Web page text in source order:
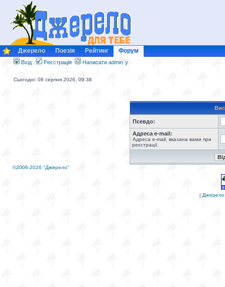
Джерело Поезія Рейтинг Форум
Вхід Реєстрація Написати admin`у
Сьогодні: 08 серпня 2026, 09:38
Псевдо:
Адреса e-mail:
Адреса e-mail, вказана вами при
реєстрації.
©2006-2026 "Джерело"
| Джерело